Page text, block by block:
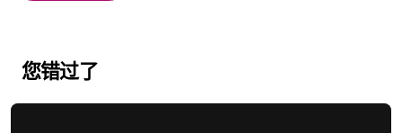
您错过了